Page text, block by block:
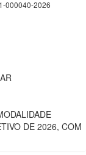
000040-2026
DE 2026, COM